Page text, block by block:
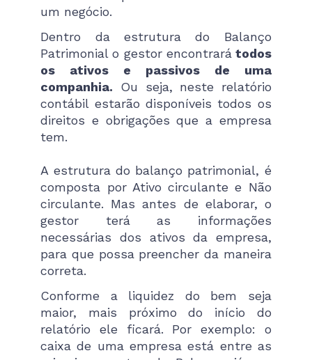
um negócio.
Dentro da estrutura do Balanço
Patrimonial o gestor encontrarátodos
os ativos e passivos de uma
companhia. Ou seja, neste relatório
contábil estarão disponíveis todos os
direitos e obrigações que a empresa
tem.
A estrutura do balanço patrimonial, é
composta por Ativo circulante e Não
circulante. Mas antes de elaborar, o
gestor terá as informações
necessárias dos ativos da empresa,
para que possa preencher da maneira
correta.
Conforme a liquidez do bem seja
maior, mais próximo do início do
relatório ele ficará. Por exemplo: o
caixa de uma empresa está entre as